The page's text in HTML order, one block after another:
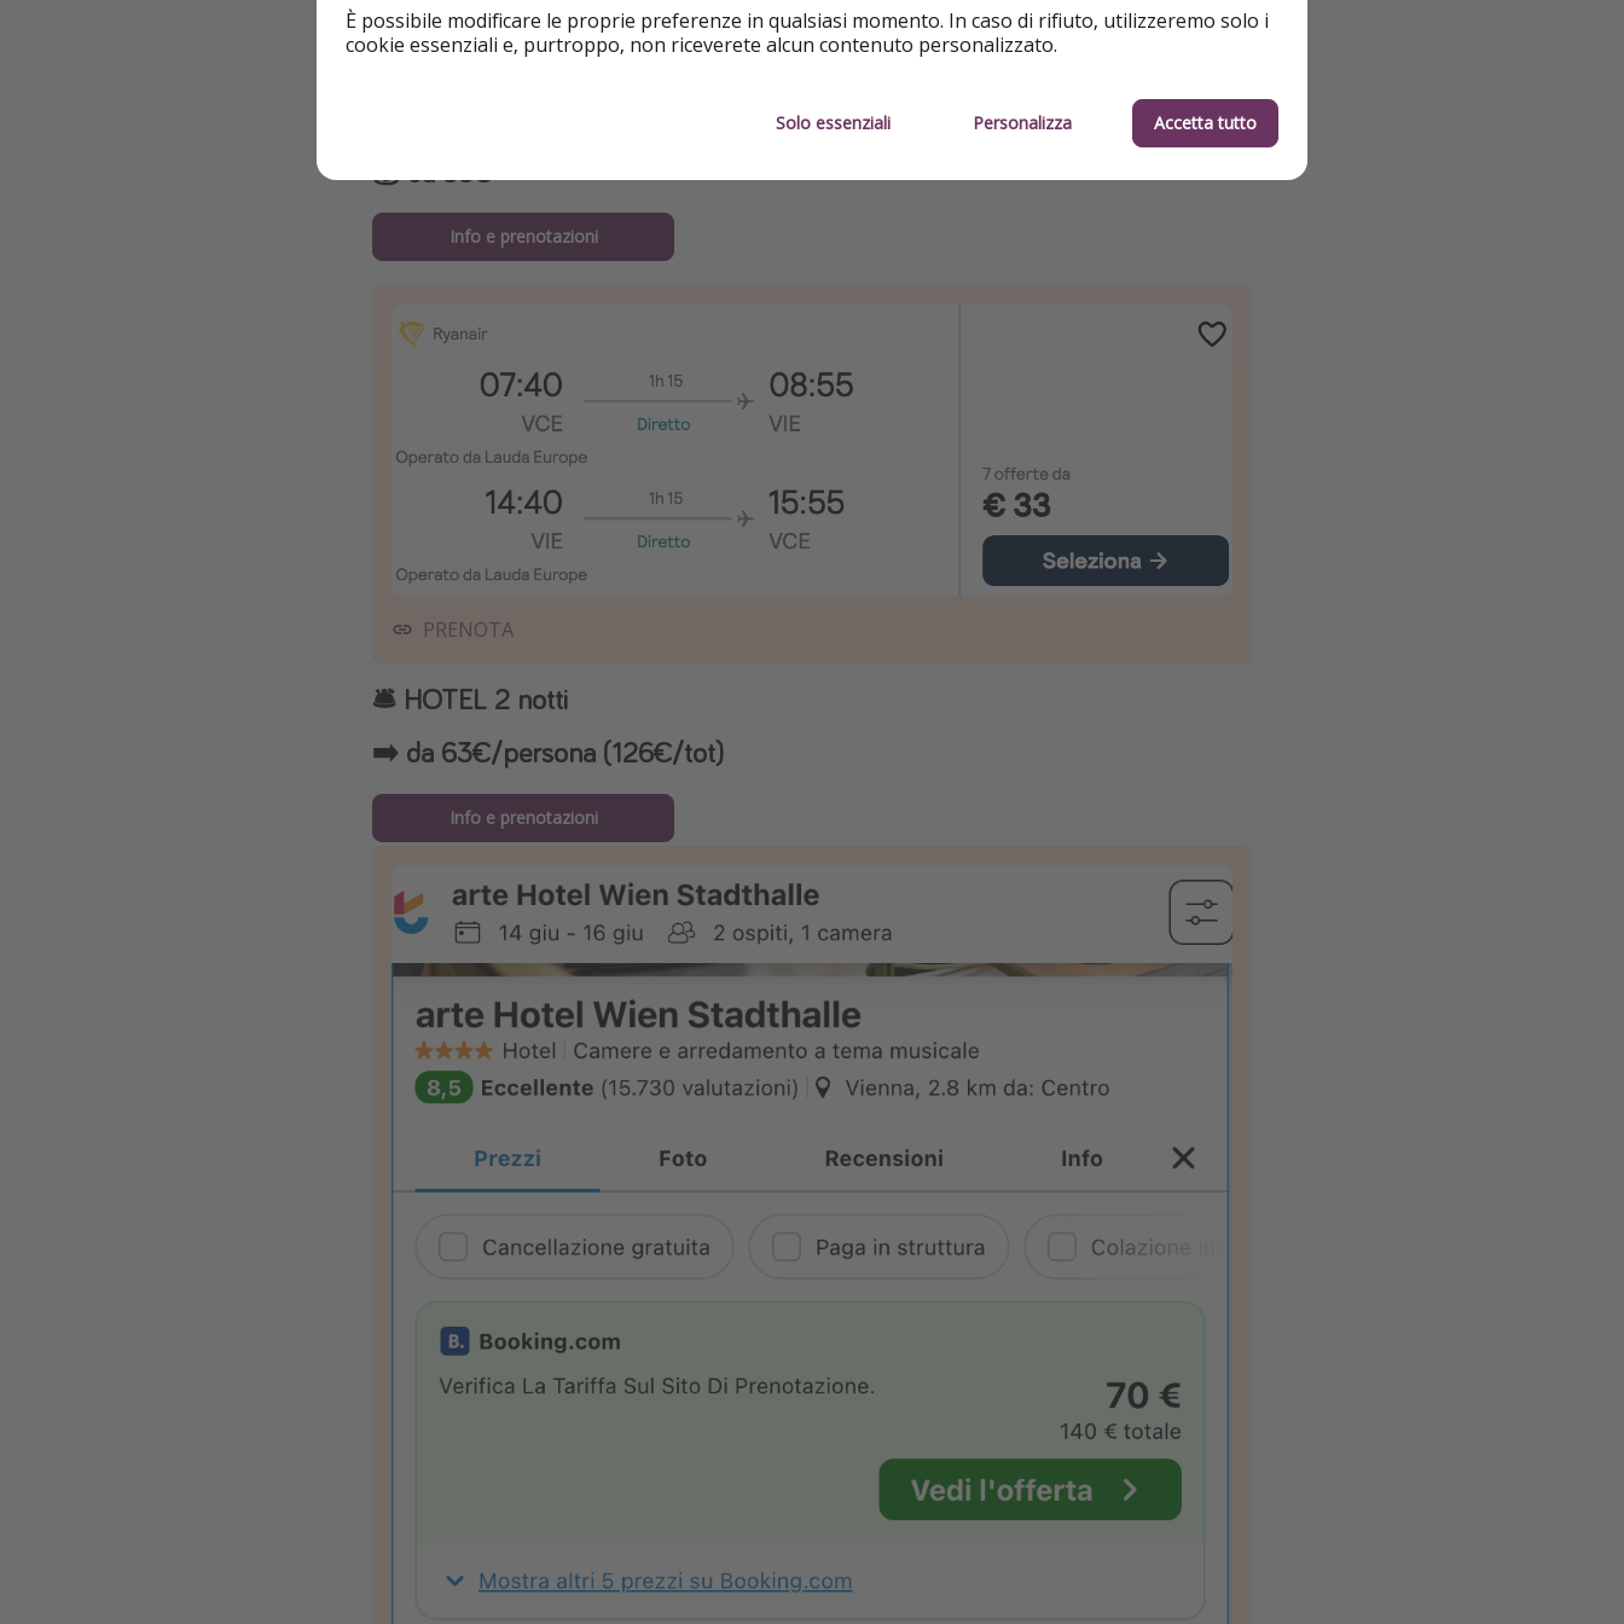
Dettagli
VENEZIA
💰da 33€
Info e prenotazioni
PRENOTA
🛎️ HOTEL 2 notti
➡️ da 63€/persona (126€/tot)
Info e prenotazioni
È possibile modificare le proprie preferenze in qualsiasi momento. In caso di rifiuto, utilizzeremo solo i
cookie essenziali e, purtroppo, non riceverete alcun contenuto personalizzato.
Solo essenziali Personalizza Accetta tutto